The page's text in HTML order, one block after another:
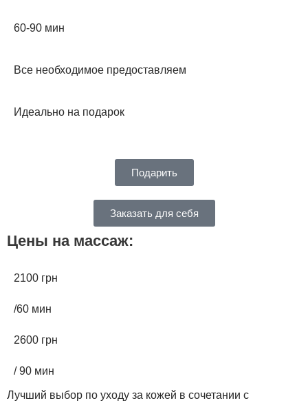
60-90 мин
Все необходимое предоставляем
Идеально на подарок
Заказать для себя
Подарить
Цены на массаж:
2100 грн
/60 мин
2600 грн
/ 90 мин
Лучший выбор по уходу за кожей в сочетании с